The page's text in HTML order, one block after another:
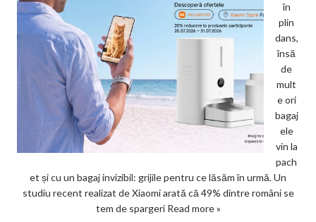
în
plin
dans,
însă
de
mult
e ori
bagaj
ele
vin la
pach
et și cu un bagaj invizibil: grijile pentru ce lăsăm în urmă. Un
studiu recent realizat de Xiaomi arată că 49% dintre români se
tem de spargeri Read more »